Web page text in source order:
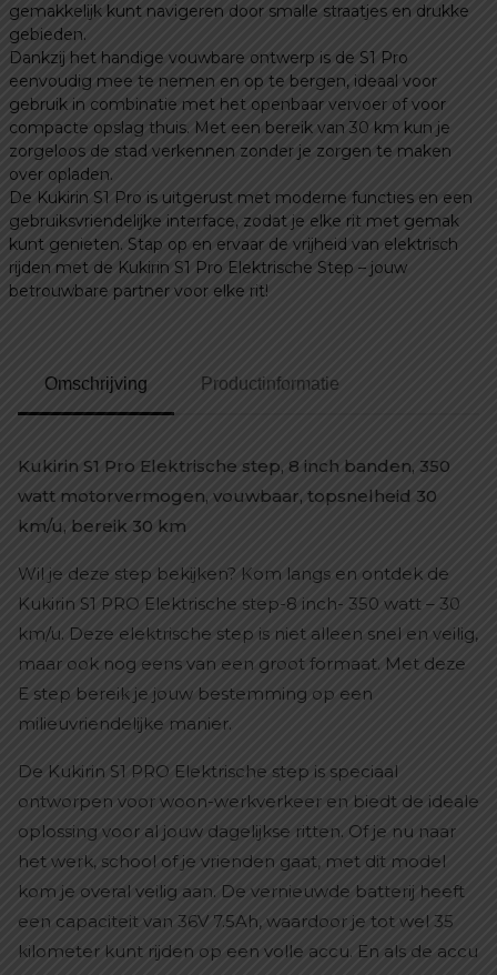
gemakkelijk kunt navigeren door smalle straatjes en drukke
gebieden.
Dankzij het handige vouwbare ontwerp is de S1 Pro
eenvoudig mee te nemen en op te bergen, ideaal voor
gebruik in combinatie met het openbaar vervoer of voor
compacte opslag thuis. Met een bereik van 30 km kun je
zorgeloos de stad verkennen zonder je zorgen te maken
over opladen.
De Kukirin S1 Pro is uitgerust met moderne functies en een
gebruiksvriendelijke interface, zodat je elke rit met gemak
kunt genieten. Stap op en ervaar de vrijheid van elektrisch
rijden met de Kukirin S1 Pro Elektrische Step – jouw
betrouwbare partner voor elke rit!
Omschrijving Productinformatie
Kukirin S1 Pro Elektrische step, 8 inch banden, 350
watt motorvermogen, vouwbaar, topsnelheid 30
km/u, bereik 30 km
Wil je deze step bekijken? Kom langs en ontdek de
Kukirin S1 PRO Elektrische step-8 inch- 350 watt – 30
km/u. Deze elektrische step is niet alleen snel en veilig,
maar ook nog eens van een groot formaat. Met deze
E step bereik je jouw bestemming op een
milieuvriendelijke manier.
De Kukirin S1 PRO Elektrische step is speciaal
ontworpen voor woon-werkverkeer en biedt de ideale
oplossing voor al jouw dagelijkse ritten. Of je nu naar
het werk, school of je vrienden gaat, met dit model
kom je overal veilig aan. De vernieuwde batterij heeft
een capaciteit van 36V 7.5Ah, waardoor je tot wel 35
kilometer kunt rijden op een volle accu. En als de accu